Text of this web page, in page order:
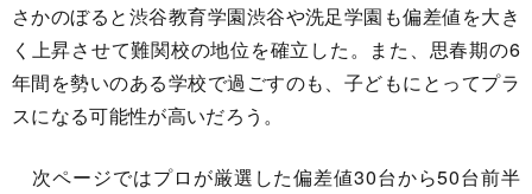
さかのぼると渋谷教育学園渋谷や洗足学園も偏差値を大き
く上昇させて難関校の地位を確立した。また、思春期の6
年間を勢いのある学校で過ごすのも、子どもにとってプラ
スになる可能性が高いだろう。
次ページではプロが厳選した偏差値30台から50台前半